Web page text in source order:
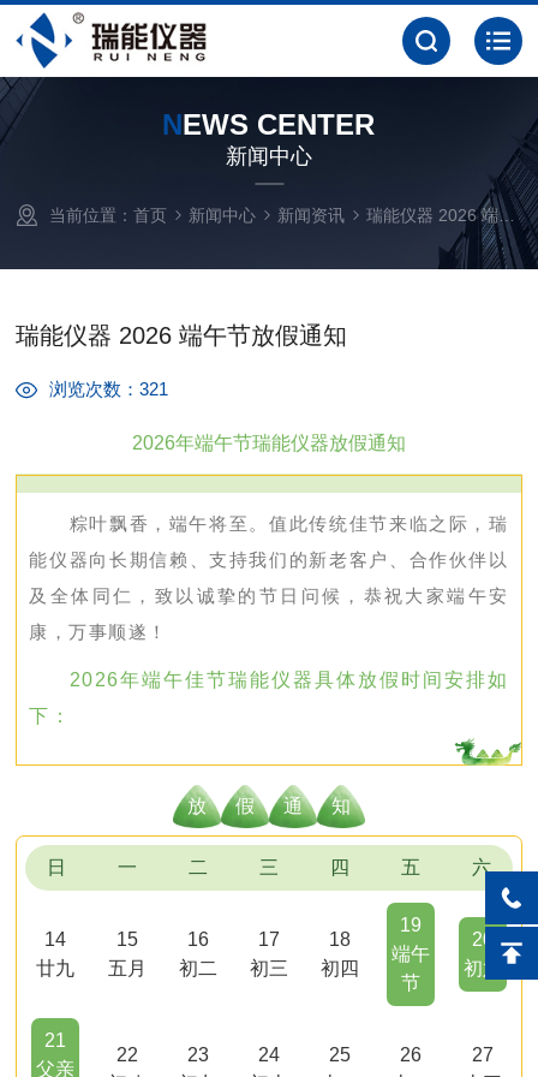
NEWS CENTER
新闻中心
当前位置：首页 新闻中心 新闻资讯 瑞能仪器 2026 端午节放假通知
瑞能仪器 2026 端午节放假通知
浏览次数：321
2026年端午节瑞能仪器放假通知
粽叶飘香，端午将至。值此传统佳节来临之际，瑞
能仪器向长期信赖、支持我们的新老客户、合作伙伴以
及全体同仁，致以诚挚的节日问候，恭祝大家端午安
康，万事顺遂！
2026年端午佳节瑞能仪器具体放假时间安排如
下：
放 假 通 知
日 一 二 三 四 五 六
14
廿九
15
五月
16
初二
17
初三
18
初四
19
端午
节
20
初六
21
父亲
22
23
24
25
26
27